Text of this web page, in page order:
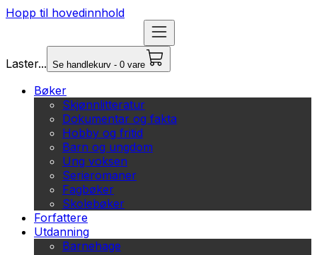
Hopp til hovedinnhold
Laster... Se handlekurv - 0 vare
Bøker
Skjønnlitteratur
Dokumentar og fakta
Hobby og fritid
Barn og ungdom
Ung voksen
Serieromaner
Fagbøker
Skolebøker
Forfattere
Utdanning
Barnehage